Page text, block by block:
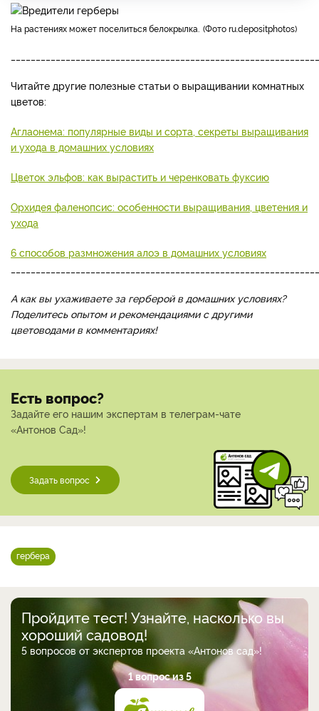
На растениях может поселиться белокрылка. Фото ru.depositphotos
Читайте другие полезные статьи о выращивании комнатных
цветов:
Аглаонема: популярные виды и сорта, секреты выращивания
и ухода в домашних условиях
Цветок эльфов: как вырастить и черенковать фуксию
Орхидея фаленопсис: особенности выращивания, цветения и
ухода
6 способов размножения алоэ в домашних условиях
А как вы ухаживаете за герберой в домашних условиях?
Поделитесь опытом и рекомендациями с другими
цветоводами в комментариях!
Есть вопрос?
Задайте его нашим экспертам в телеграм-чате
«Антонов Сад»!
Задать вопрос
гербера
Пройдите тест! Узнайте, насколько вы
хороший садовод!
5 вопросов от экспертов проекта «Антонов сад»!
1 вопрос из 5